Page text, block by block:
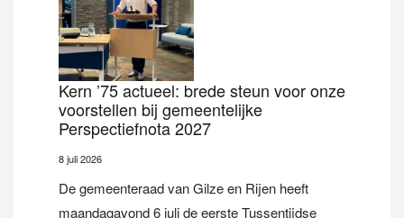
Kern ’75 actueel: brede steun voor onze
voorstellen bij gemeentelijke
Perspectiefnota 2027
8 juli 2026
De gemeenteraad van Gilze en Rijen heeft
maandagavond 6 juli de eerste Tussentijdse